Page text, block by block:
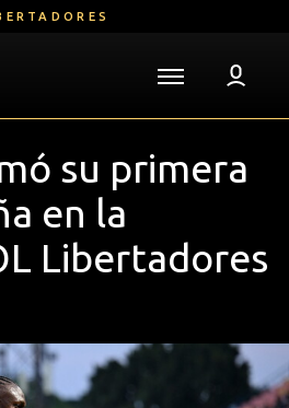
su primera
en la
Libertadores